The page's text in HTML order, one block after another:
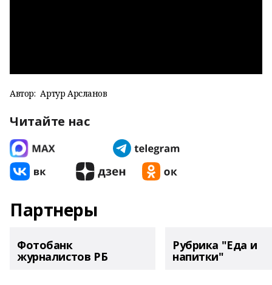
Автор: Артур Арсланов
Читайте нас
Партнеры
Фотобанк
журналистов РБ
Рубрика "Еда и
напитки"